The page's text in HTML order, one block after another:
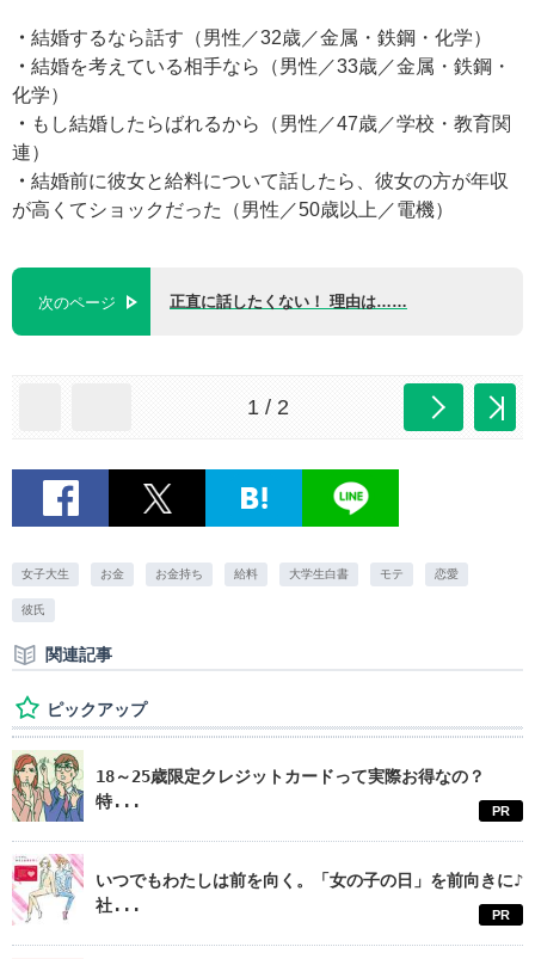
・ 結婚するなら話す（男性／32歳／金属・鉄鋼・化学）
・ 結婚を考えている相手なら（男性／33歳／金属・鉄鋼・
化学）
・ もし結婚したらばれるから（男性／47歳／学校・教育関
連）
・ 結婚前に彼女と給料について話したら、彼女の方が年収
が高くてショックだった（男性／50歳以上／電機）
次のページ 正直に話したくない！ 理由は……
1 / 2
女子大生 お金 お金持ち 給料 大学生白書 モテ 恋愛
彼氏
関連記事
ピックアップ
18～25歳限定クレジットカードって実際お得なの？
特...
PR
いつでもわたしは前を向く。「女の子の日」を前向きに♪
社...
PR